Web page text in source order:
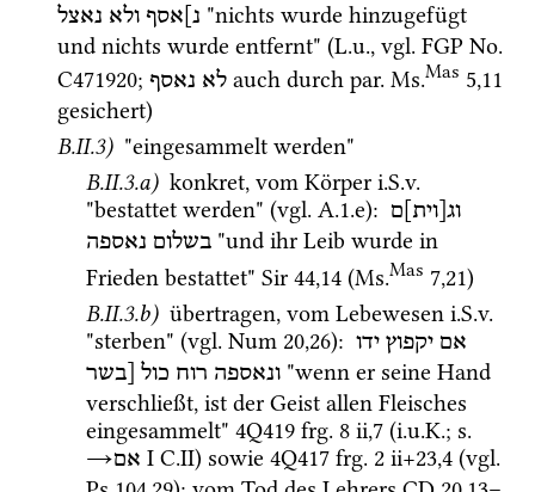
נ]אסף ולא נאצל
"nichts wurde hinzugefügt
und nichts wurde entfernt" (L.u., vgl. FGP No.
C471920; לא נאסף auch durch par. Ms.Mas 5,11
gesichert)
B.II.3) "eingesammelt werden"
B.II.3.a) konkret, vom Körper i.S.v.
"bestattet werden" (vgl. A.1.e): וג[וית]ם
בשלום נאספה
"und ihr Leib wurde in
Frieden bestattet" Sir 44,14 (Ms.Mas 7,21)
B.II.3.b) übertragen, vom Lebewesen i.S.v.
"sterben" (vgl. Num 20,26): אם יקפוץ ידו
ונאספה רוח כול [בשר
"wenn er seine Hand
verschließt, ist der Geist allen Fleisches
eingesammelt" 4Q419 frg. 8 ii,7 (i.u.K.; s.
→אם ‎ I C.II) sowie 4Q417 frg. 2 ii+23,4 (vgl.